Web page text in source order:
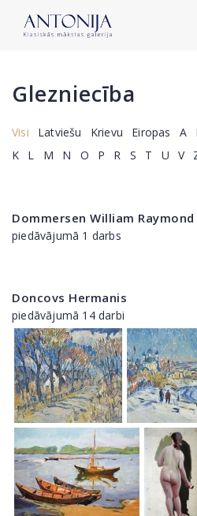
Glezniecība
Visi Latviešu Krievu Eiropas A
K
L M N O P R S T U V
Dommersen William Raymond
piedāvājumā 1 darbs
Doncovs Hermanis
piedāvājumā 14 darbi